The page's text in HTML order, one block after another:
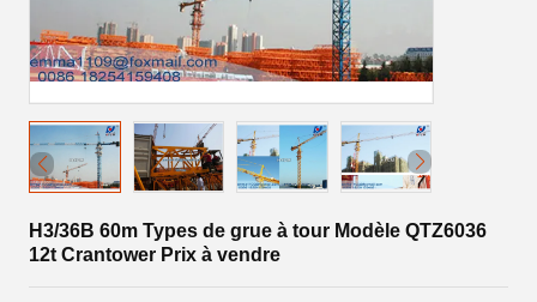
H3/36B 60m Types de grue à tour Modèle QTZ6036
12t Crantower Prix à vendre